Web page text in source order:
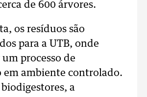
de 600 árvores.
os resíduos são
para a UTB, onde
processo de
em ambiente controlado.
a